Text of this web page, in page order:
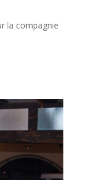
la compagnie